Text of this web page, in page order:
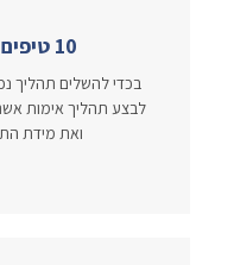
10 טיפים לזכיינות מנצחת
בכדי להשלים תהליך
לבצע תהליך אימות
ואת מידת